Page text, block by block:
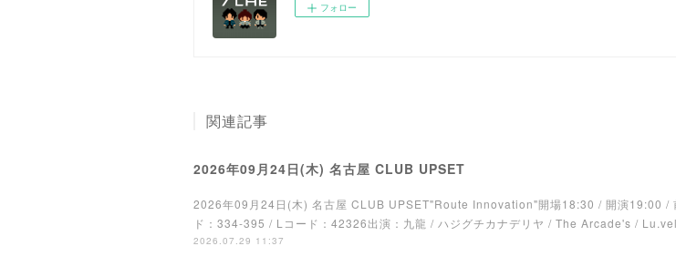
フォロー
関連記事
2026年09月24日(木) 名古屋 CLUB UPSET
2026年09月24日(木) 名古屋 CLUB UPSET"Route Innovation"開場18:30 / 開演19:00 /
ド：334-395 / Lコード：42326出演：九龍 / ハジグチカナデリヤ / The Arcade's /
2026.07.29 11:37